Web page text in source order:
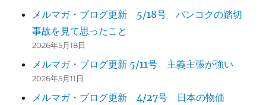
メルマガ・ブログ更新 5/18号 バンコクの踏切
事故を見て思ったこと
2026年5月18日
メルマガ・ブログ更新 5/11号 主義主張が強い
2026年5月11日
メルマガ・ブログ更新 4/27号 日本の物価